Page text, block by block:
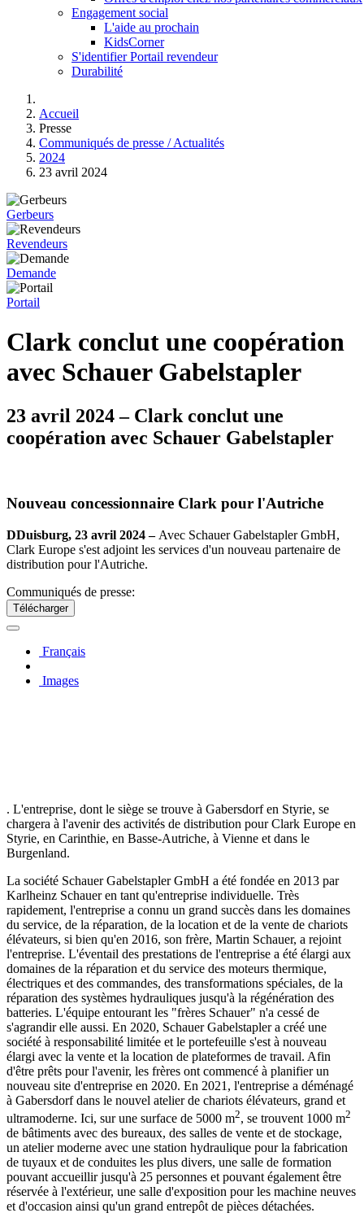
Engagement social
L'aide au prochain
KidsCorner
S'identifier Portail revendeur
Durabilité
Accueil
Presse
Communiqués de presse / Actualités
2024
23 avril 2024
Gerbeurs
Revendeurs
Demande
Portail
Clark conclut une coopération
avec Schauer Gabelstapler
23 avril 2024 – Clark conclut une
coopération avec Schauer Gabelstapler
Nouveau concessionnaire Clark pour l'Autriche
DDuisburg, 23 avril 2024 – Avec Schauer Gabelstapler GmbH,
Clark Europe s'est adjoint les services d'un nouveau partenaire de
distribution pour l'Autriche.
Communiqués de presse:
Télécharger
Français
Images
. L'entreprise, dont le siège se trouve à Gabersdorf en Styrie, se
chargera à l'avenir des activités de distribution pour Clark Europe en
Styrie, en Carinthie, en Basse-Autriche, à Vienne et dans le
Burgenland.
La société Schauer Gabelstapler GmbH a été fondée en 2013 par
Karlheinz Schauer en tant qu'entreprise individuelle. Très
rapidement, l'entreprise a connu un grand succès dans les domaines
du service, de la réparation, de la location et de la vente de chariots
élévateurs, si bien qu'en 2016, son frère, Martin Schauer, a rejoint
l'entreprise. L'éventail des prestations de l'entreprise a été élargi aux
domaines de la réparation et du service des moteurs thermique,
électriques et des commandes, des transformations spéciales, de la
réparation des systèmes hydrauliques jusqu'à la régénération des
batteries. L'équipe entourant les "frères Schauer" n'a cessé de
s'agrandir elle aussi. En 2020, Schauer Gabelstapler a créé une
société à responsabilité limitée et le portefeuille s'est à nouveau
élargi avec la vente et la location de plateformes de travail. Afin
d'être prêts pour l'avenir, les frères ont commencé à planifier un
nouveau site d'entreprise en 2020. En 2021, l'entreprise a déménagé
à Gabersdorf dans le nouvel atelier de chariots élévateurs, grand et
ultramoderne. Ici, sur une surface de 5000 m2, se trouvent 1000 m2
de bâtiments avec des bureaux, des salles de vente et de stockage,
un atelier moderne avec une station hydraulique pour la fabrication
de tuyaux et de conduites les plus divers, une salle de formation
pouvant accueillir jusqu'à 25 personnes et pouvant également être
réservée à l'extérieur, une salle d'exposition pour les machine neuves
et d'occasion ainsi qu'un grand entrepôt de pièces détachées.